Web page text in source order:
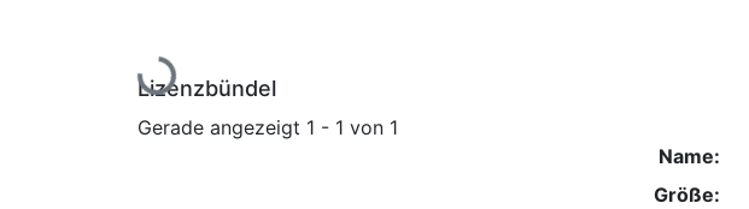
Lade...
Lizenzbündel
Gerade angezeigt 1 - 1 von 1
Name:
Größe: